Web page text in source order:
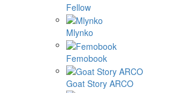
Fellow
Mlynko
Femobook
Goat Story ARCO